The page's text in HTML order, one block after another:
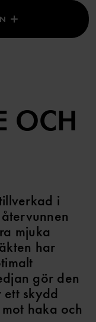
OCH
i
mjuka
har
gör den
skydd
haka och